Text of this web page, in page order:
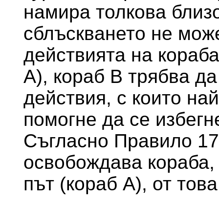
намира толкова
сблъскването не
действията на
А), кораб В трябва
действия, с които
помогне да се
Съгласно Правило
освобождава
път (кораб А), от